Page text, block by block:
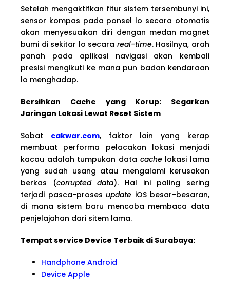
Setelah mengaktifkan fitur sistem tersembunyi ini,
sensor kompas pada ponsel lo secara otomatis
akan menyesuaikan diri dengan medan magnet
bumi di sekitar lo secara real-time. Hasilnya, arah
panah pada aplikasi navigasi akan kembali
presisi mengikuti ke mana pun badan kendaraan
lo menghadap.
Bersihkan Cache yang Korup: Segarkan
Jaringan Lokasi Lewat Reset Sistem
Sobat cakwar.com, faktor lain yang kerap
membuat performa pelacakan lokasi menjadi
kacau adalah tumpukan data cachelokasi lama
yang sudah usang atau mengalami kerusakan
berkas (corrupted data). Hal ini paling sering
terjadi pasca-proses update iOS besar-besaran,
di mana sistem baru mencoba membaca data
penjelajahan dari sitem lama.
Tempat service Device Terbaik di Surabaya:
Handphone Android
Device Apple